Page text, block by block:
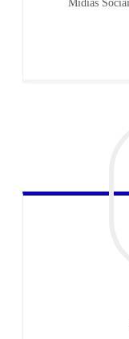
Mídias